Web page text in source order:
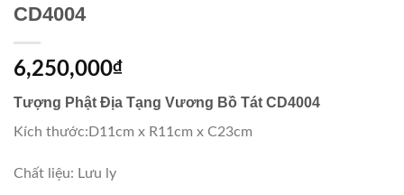
CD4004
6,250,000₫
Tượng Phật Địa Tạng Vương Bồ Tát CD4004
Kích thước:D11cm x R11cm x C23cm
Chất liệu: Lưu ly